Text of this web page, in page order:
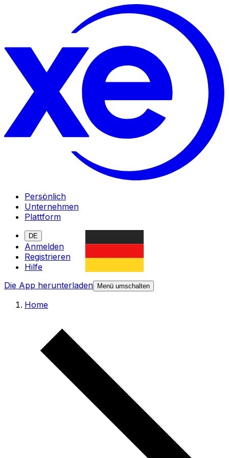
Persönlich
Unternehmen
Plattform
DE
Anmelden
Registrieren
Hilfe
Die App herunterladen
Menü umschalten
Home